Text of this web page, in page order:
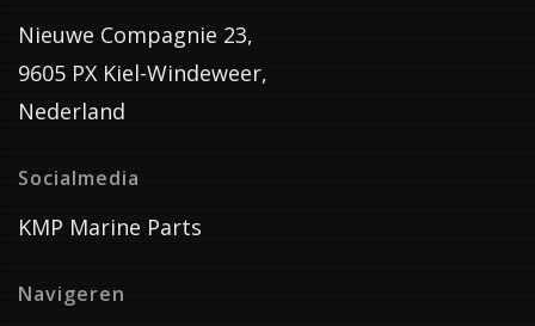
Nieuwe Compagnie 23,
9605 PX Kiel-Windeweer,
Nederland
Socialmedia
KMP Marine Parts
Navigeren